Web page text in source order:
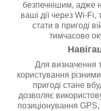
безпечнішим, адже
ваші дії через Wi-
стати в пригоді
тимчасово
Для визначення
користування
пригоді стане
дозволяє
позиціонування